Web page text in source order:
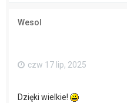
Wesol
czw 17 lip, 2025
Dzięki wielkie!